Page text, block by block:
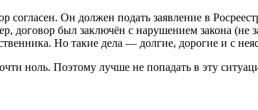
согласен. Он должен подать заявление в
договор был заключён с нарушением закона (не
Но такие дела — долгие, дорогие и с
ноль. Поэтому лучше не попадать в эту